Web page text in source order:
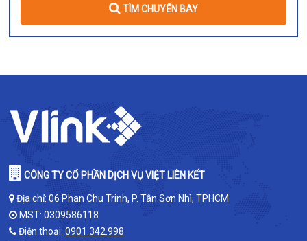
TÌM CHUYẾN BAY
CÔNG TY CỔ PHẦN DỊCH VỤ VIỆT LIÊN KẾT
Địa chỉ: 06 Phan Chu Trinh, P. Tân Sơn Nhì, TPHCM
MST: 0309586118
Điện thoại:0901.342.998